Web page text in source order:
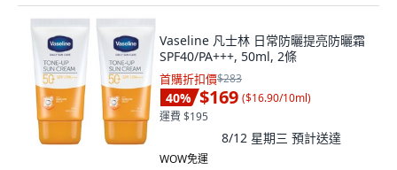
Vaseline 凡士林 日常防曬提亮防曬霜
SPF40/PA+++, 50ml, 2條
首購折扣價$283
40% $169 ($16.90/10ml)
運費 $195
8/12 星期三 預計送達
WOW免運